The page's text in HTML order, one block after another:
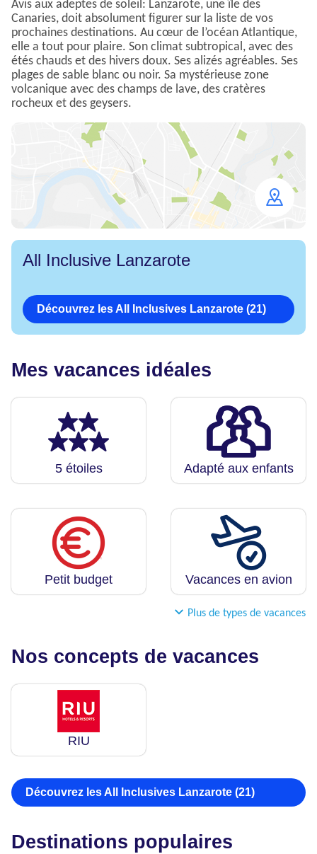
Avis aux adeptes de soleil: Lanzarote, une île des
Canaries, doit absolument figurer sur la liste de vos
prochaines destinations. Au cœur de l’océan Atlantique,
elle a tout pour plaire. Son climat subtropical, avec des
étés chauds et des hivers doux. Ses alizés agréables. Ses
plages de sable blanc ou noir. Sa mystérieuse zone
volcanique avec des champs de lave, des cratères
rocheux et des geysers.
map
All Inclusive Lanzarote
Découvrez les All Inclusives Lanzarote (21)
Mes vacances idéales
5 étoiles Adapté aux enfants
Petit budget Vacances en avion
Plus de types de vacances
Nos concepts de vacances
RIU
Découvrez les All Inclusives Lanzarote (21)
Destinations populaires